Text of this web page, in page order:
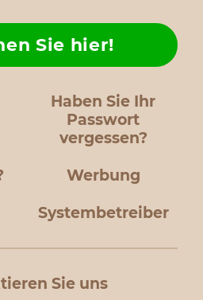
Haben Sie Ihr
Passwort
vergessen?
Sie hier!
Werbung
Systembetreiber
Sie uns